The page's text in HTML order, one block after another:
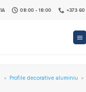
08:00 - 18:00 +373
» Profile decorative aluminiu »